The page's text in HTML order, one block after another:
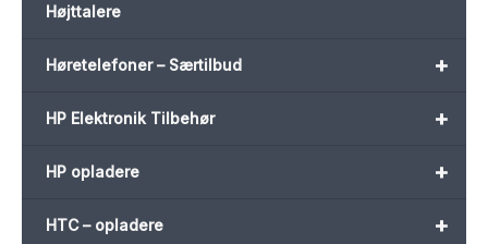
Højttalere
+
Høretelefoner – Særtilbud
+
HP Elektronik Tilbehør
+
HP opladere
+
HTC – opladere